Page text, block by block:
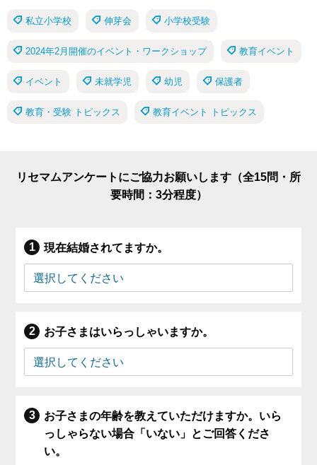
私立小学校 伸芽会 小学校受験
2024年2月開催のイベント・ワークショップ 教育イベント
イベント 未就学児 幼児 保護者
教育・受験 トピックス 教育イベント トピックス
リセマムアンケートにご協力お願いします（全15問・所
要時間：3分程度）
現在結婚されてますか。
お子さまはいらっしゃいますか。
お子さまの年齢を教えていただけますか。いら
っしゃらない場合「いない」とご回答くださ
い。